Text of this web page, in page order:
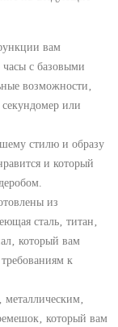
вам
с базовыми
возможности‚
секундомер или
стилю и образу
и который
из
сталь‚ титан‚
который вам
к
который вам